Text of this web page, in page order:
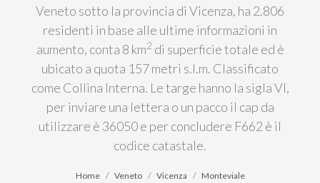
Veneto sotto la provincia di Vicenza, ha 2.806
residenti in base alle ultime informazioni in
aumento, conta 8 km2 di superficie totale ed è
ubicato a quota 157 metri s.l.m. Classificato
come Collina Interna. Le targe hanno la sigla VI,
per inviare una lettera o un pacco il cap da
utilizzare è 36050 e per concludere F662 è il
codice catastale.
Home Veneto Vicenza Monteviale